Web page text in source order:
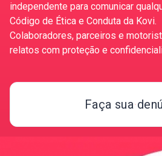
independente para comunicar
Código de Ética e Conduta da Kovi.
Colaboradores, parceiros e
relatos com proteção e
Faça sua